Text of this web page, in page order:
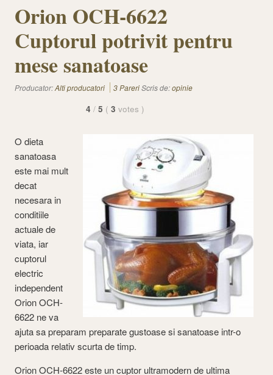
Orion OCH-6622
Cuptorul potrivit pentru
mese sanatoase
Producator:Alti producatori 3 PareriScris de:opinie
4 / 5 ( 3 votes )
O dieta
sanatoasa
este mai mult
decat
necesara in
conditiile
actuale de
viata, iar
cuptorul
electric
independent
Orion OCH-
6622 ne va
ajuta sa preparam preparate gustoase si sanatoase intr-o
perioada relativ scurta de timp.
Orion OCH-6622 este un cuptor ultramodern de ultima